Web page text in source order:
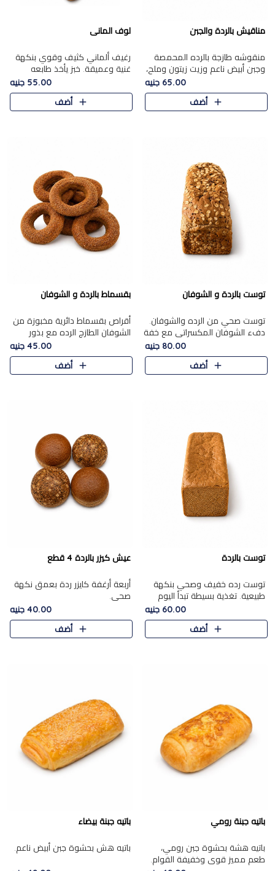
مناقيش بالردة والجبن
منقوشه طازجة بالرده المحمصة
وجبن أبيض ناعم وزيت زيتون وملح،
مباشرة من الفرن.الرده مع نعومة
الجبن فوق عجينة طازجة.
65.00 جنيه
أضف
لوف المانى
رغيف ألماني كثيف وقوي بنكهة
غنية وعميقة. خبز يأخذ طابعه
55.00 جنيه
أضف
توست بالردة و الشوفان
توست صحي من الرده والشوفان.
دفء الشوفان المكسراتي مع خفة
80.00 جنيه
أضف
بقسماط بالردة و الشوفان
أقراص بقسماط دائرية مخبوزة من
الشوفان الطازج الرده مع بذور
مختارة. قرمشة الحبوب والبذور،
بداية صحية لكل صباح.
45.00 جنيه
أضف
توست بالردة
توست رده خفيف وصحي بنكهة
طبيعية. تغذية بسيطة تبدأ اليوم
60.00 جنيه
أضف
عيش كيزر بالردة 4 قطع
أربعة أرغفة كايزر ردة بعمق نكهة
صحي.
40.00 جنيه
أضف
باتيه جبنة رومي
باتيه هشة بحشوة جبن رومي،
طعم مميز قوي وخفيفة القوام.
باتيه جبنة بيضاء
باتيه هش بحشوة جبن أبيض ناعم.